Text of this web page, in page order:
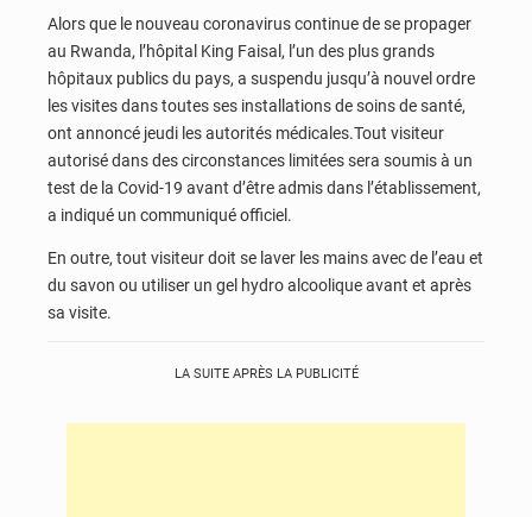
Alors que le nouveau coronavirus continue de se propager
au Rwanda, l’hôpital King Faisal, l’un des plus grands
hôpitaux publics du pays, a suspendu jusqu’à nouvel ordre
les visites dans toutes ses installations de soins de santé,
ont annoncé jeudi les autorités médicales.Tout visiteur
autorisé dans des circonstances limitées sera soumis à un
test de la Covid-19 avant d’être admis dans l’établissement,
a indiqué un communiqué officiel.
En outre, tout visiteur doit se laver les mains avec de l’eau et
du savon ou utiliser un gel hydro alcoolique avant et après
sa visite.
LA SUITE APRÈS LA PUBLICITÉ